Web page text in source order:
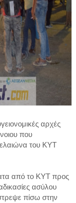
αρχές
που
του ΚΥΤ
από το ΚΥΤ προς
ασύλου
πίσω στην